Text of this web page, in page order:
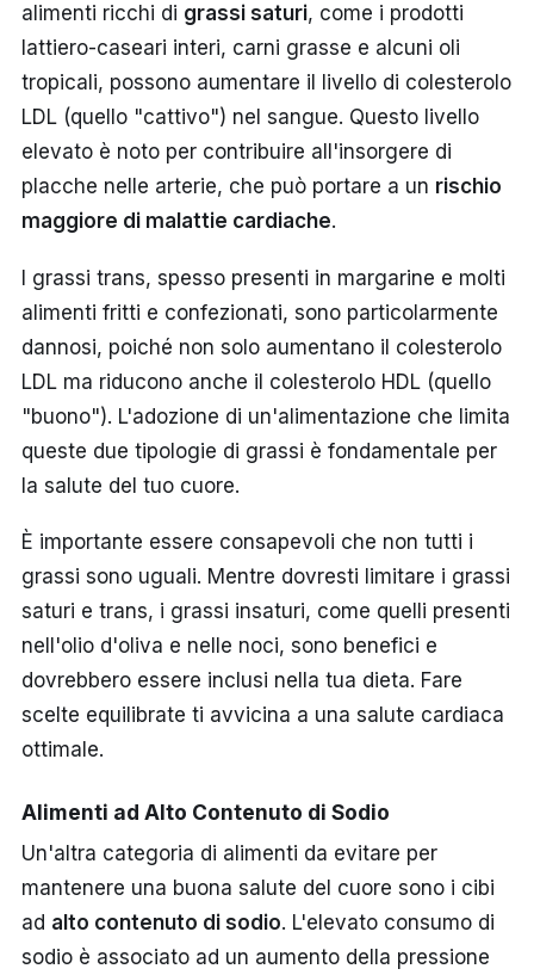
alimenti ricchi di grassi saturi, come i prodotti
lattiero-caseari interi, carni grasse e alcuni oli
tropicali, possono aumentare il livello di colesterolo
LDL (quello "cattivo") nel sangue. Questo livello
elevato è noto per contribuire all'insorgere di
placche nelle arterie, che può portare a un rischio
maggiore di malattie cardiache.
I grassi trans, spesso presenti in margarine e molti
alimenti fritti e confezionati, sono particolarmente
dannosi, poiché non solo aumentano il colesterolo
LDL ma riducono anche il colesterolo HDL (quello
"buono"). L'adozione di un'alimentazione che limita
queste due tipologie di grassi è fondamentale per
la salute del tuo cuore.
È importante essere consapevoli che non tutti i
grassi sono uguali. Mentre dovresti limitare i grassi
saturi e trans, i grassi insaturi, come quelli presenti
nell'olio d'oliva e nelle noci, sono benefici e
dovrebbero essere inclusi nella tua dieta. Fare
scelte equilibrate ti avvicina a una salute cardiaca
ottimale.
Alimenti ad Alto Contenuto di Sodio
Un'altra categoria di alimenti da evitare per
mantenere una buona salute del cuore sono i cibi
ad alto contenuto di sodio. L'elevato consumo di
sodio è associato ad un aumento della pressione